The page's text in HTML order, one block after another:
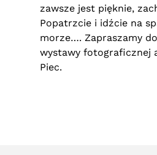
zawsze jest pięknie,
Popatrzcie i idźcie na
morze…. Zapraszamy
wystawy fotograficznej
Piec.